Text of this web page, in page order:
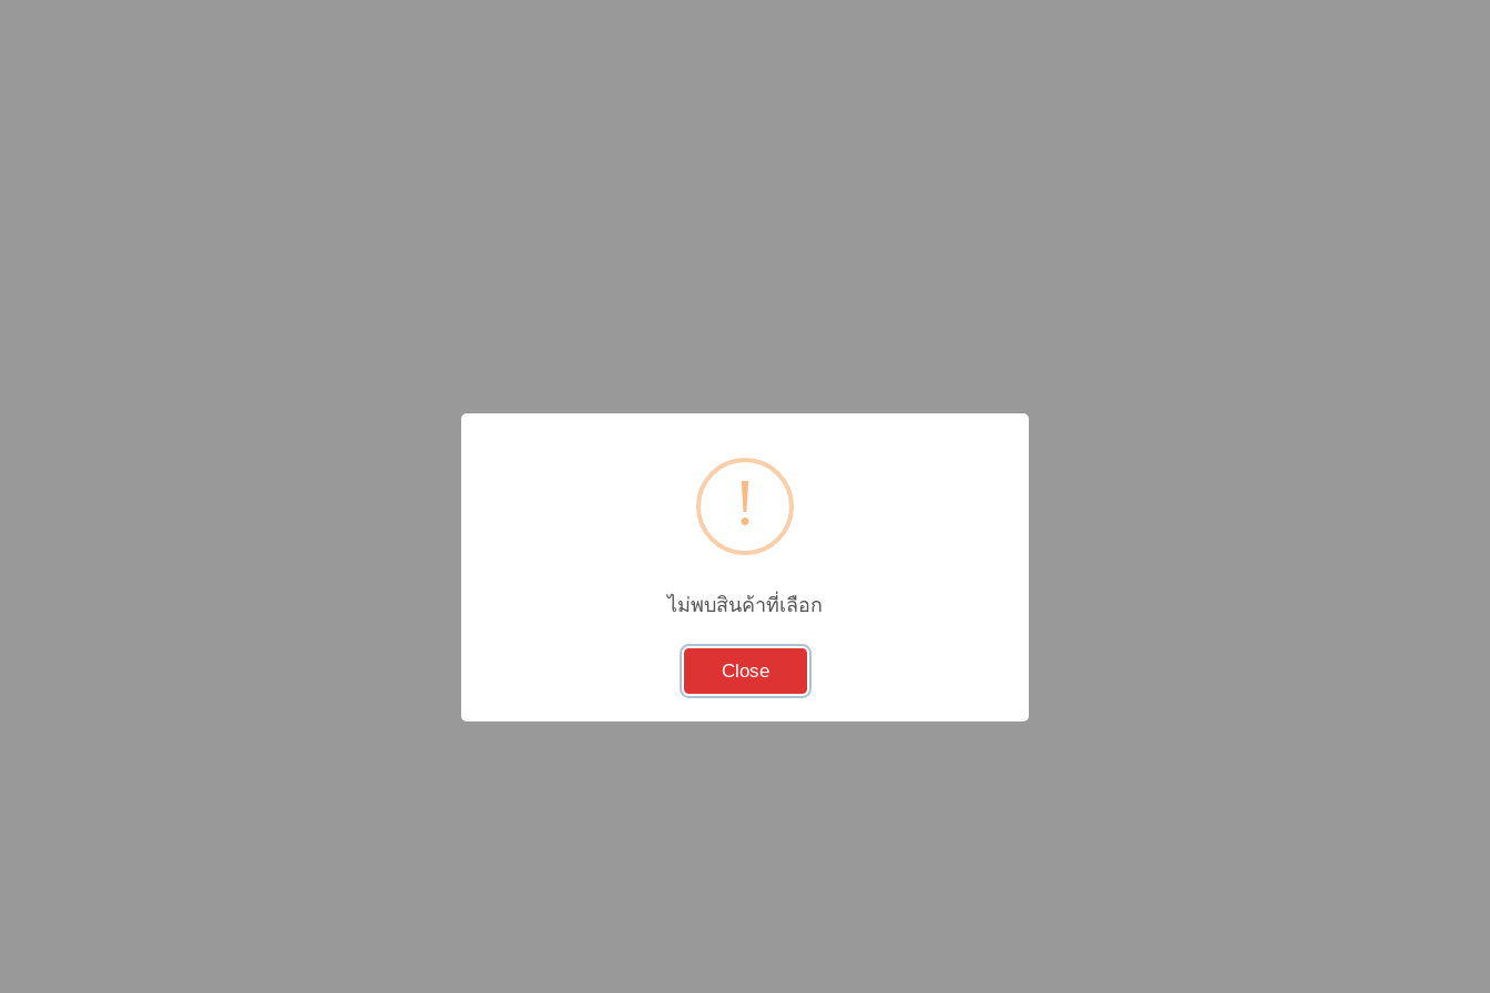
ไม่พบสินค้าที่เลือก
Close